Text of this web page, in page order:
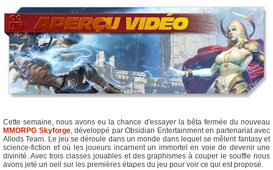
Cette semaine, nous avons eu la chance d'essayer la bêta fermée du nouveau
MMORPG Skyforge, développé par Obsidian Entertainment en partenariat avec
Allods Team. Le jeu se déroule dans un monde dans lequel se mêlent fantasy et
science-fiction et où les joueurs incarnent un immortel en voie de devenir une
divinité. Avec trois classes jouables et des graphismes à couper le souffle nous
avons jeté un oeil sur les premières étapes du jeu pour voir ce qui est proposé.